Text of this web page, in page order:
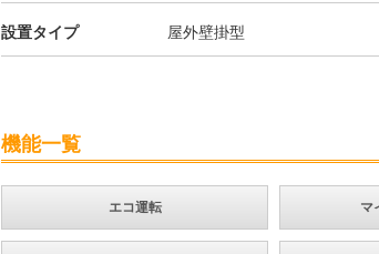
設置タイプ 屋外壁掛型
機能一覧
エコ運転 マ